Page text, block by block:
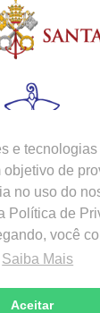
e tecnologias
de
no uso do
Política de
você
Saiba Mais
Aceitar
- Arquidiocese
com